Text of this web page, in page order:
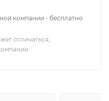
компании - бесплатно
отличаться,